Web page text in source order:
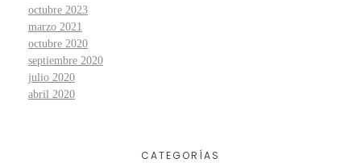
octubre 2023
marzo 2021
octubre 2020
septiembre 2020
julio 2020
abril 2020
CATEGORÍAS